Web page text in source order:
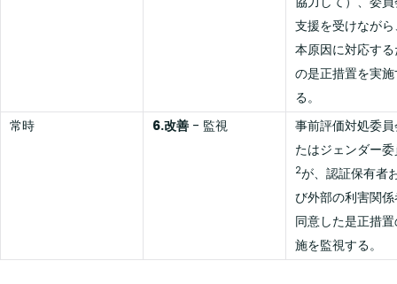
支援を受けなが
本原因に対応す
の是正措置を実
る。
常時
6.改善 - 監視
事前評価対処委
たはジェンダー
2が、認証保有者
び外部の利害関
同意した是正措
施を監視する。